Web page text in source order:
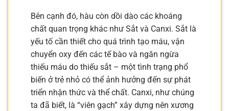
Bên cạnh đó, hàu còn dồi dào các khoáng
chất quan trọng khác như Sắt và Canxi. Sắt là
yếu tố cần thiết cho quá trình tạo máu, vận
chuyển oxy đến các tế bào và ngăn ngừa
thiếu máu do thiếu sắt – một tình trạng phổ
biến ở trẻ nhỏ có thể ảnh hưởng đến sự phát
triển nhận thức và thể chất. Canxi, như chúng
ta đã biết, là “viên gạch” xây dựng nên xương